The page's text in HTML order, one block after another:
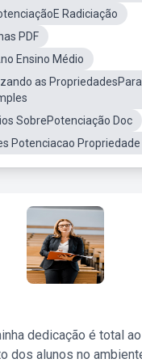
Radiciação
PDF
Ensino Médio
as
SobrePotenciação Doc
Potenciacao Propriedade
dedicação é total ao
dos alunos no